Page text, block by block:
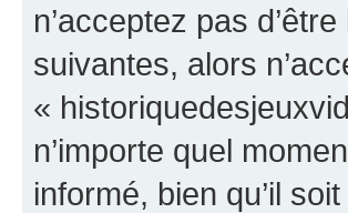
n’acceptez pas
suivantes, alors
«
n’importe quel
informé, bien qu’il